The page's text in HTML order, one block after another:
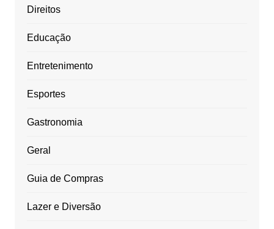
Direitos
Educação
Entretenimento
Esportes
Gastronomia
Geral
Guia de Compras
Lazer e Diversão